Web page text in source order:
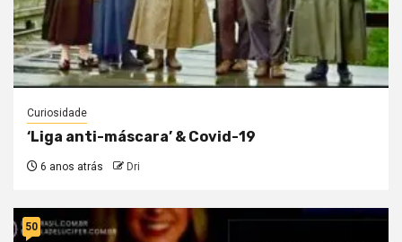
Curiosidade
‘Liga anti-máscara’ & Covid-19
6 anos atrás Dri
50